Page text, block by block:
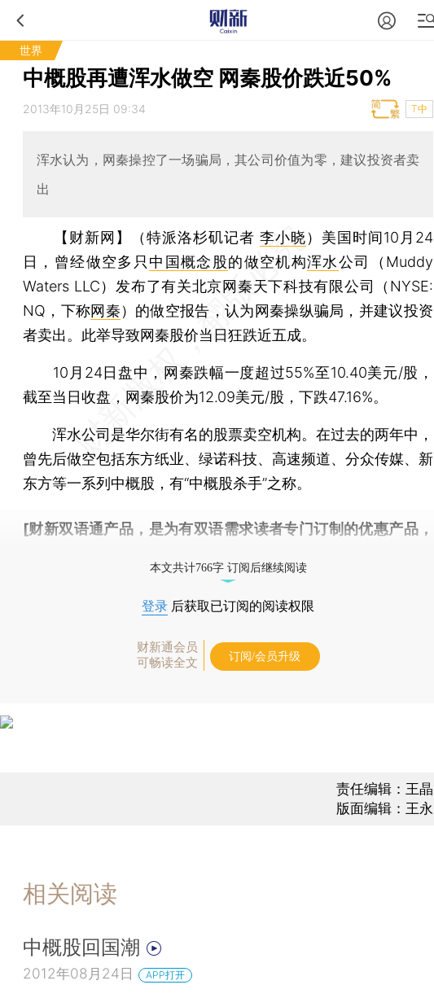
世界
中概股再遭浑水做空 网秦股价跌近50%
2013年10月25日 09:34 T中
浑水认为，网秦操控了一场骗局，其公司价值为零，建议投资者卖
出
【财新网】（特派洛杉矶记者 李小晓） 美国时间10月24
日，曾经做空多只 中国概念股的做空机构浑水公司（Muddy
Waters LLC）发布了有关北京网秦天下科技有限公司（NYSE:
NQ，下称网秦）的做空报告，认为网秦操纵骗局，并建议投资
者卖出。此举导致网秦股价当日狂跌近五成。
10月24日盘中，网秦跌幅一度超过55%至10.40美元/股，
截至当日收盘，网秦股价为12.09美元/股，下跌47.16%。
浑水公司是华尔街有名的股票卖空机构。在过去的两年中，
曾先后做空包括东方纸业、绿诺科技、高速频道、分众传媒、新
东方等一系列中概股，有“中概股杀手”之称。
[财新双语通产品，是为有双语需求读者专门订制的优惠产品，
本文共计766字 订阅后继续阅读
登录 后获取已订阅的阅读权限
财新通会员
可畅读全文
订阅/会员升级
责任编辑：王晶
版面编辑：王永
相关阅读
中概股回国潮
2012年08月24日 APP打开